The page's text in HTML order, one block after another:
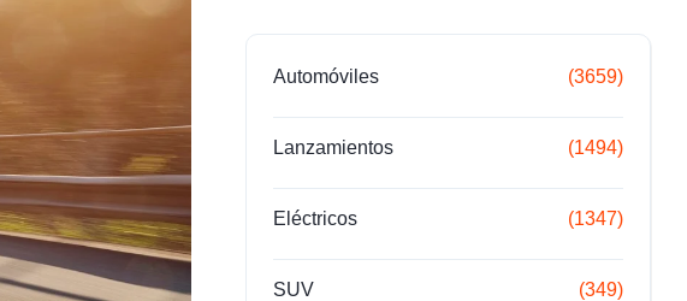
Automóviles (3659)
Lanzamientos (1494)
Eléctricos (1347)
SUV (349)